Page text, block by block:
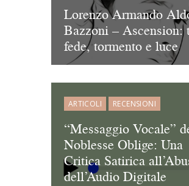
Lorenzo Armando
Bazzoni – Ascension:
fede, tormento e luce
ARTICOLI RECENSIONI
“Messaggio Vocale”
Noblesse Oblige: Una
Critica Satirica
dell’Audio Digitale